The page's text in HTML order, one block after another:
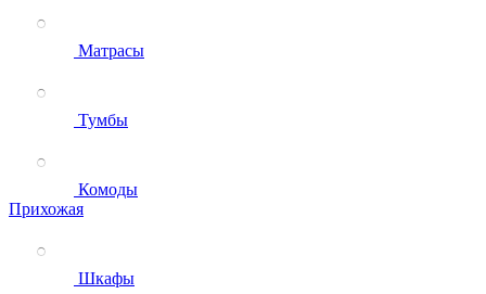
Матрасы
Тумбы
Комоды
Прихожая
Шкафы